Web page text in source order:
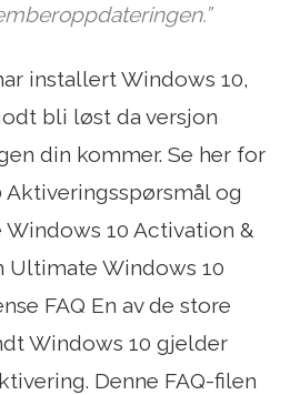
installert Windows 10,
bli løst da versjon
din kommer. Se her for
Aktiveringsspørsmål og
10 Activation &
Ultimate Windows 10
FAQ En av de store
Windows 10 gjelder
Denne FAQ-filen